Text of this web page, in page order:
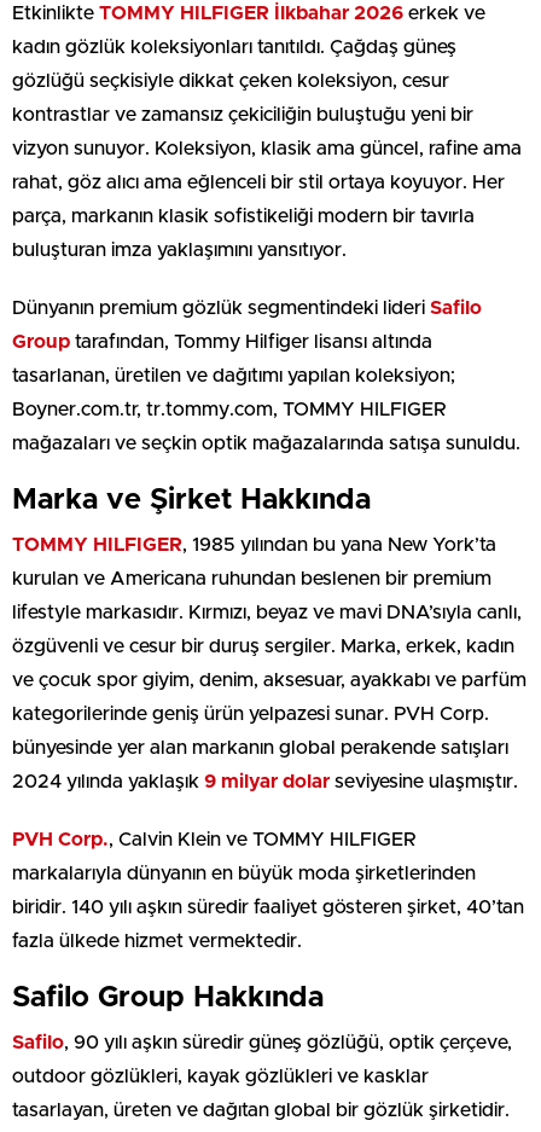
Etkinlikte TOMMY HILFIGER İlkbahar 2026 erkek ve
kadın gözlük koleksiyonları tanıtıldı. Çağdaş güneş
gözlüğü seçkisiyle dikkat çeken koleksiyon, cesur
kontrastlar ve zamansız çekiciliğin buluştuğu yeni bir
vizyon sunuyor. Koleksiyon, klasik ama güncel, rafine ama
rahat, göz alıcı ama eğlenceli bir stil ortaya koyuyor. Her
parça, markanın klasik sofistikeliği modern bir tavırla
buluşturan imza yaklaşımını yansıtıyor.
Dünyanın premium gözlük segmentindeki lideri Safilo
Group tarafından, Tommy Hilfiger lisansı altında
tasarlanan, üretilen ve dağıtımı yapılan koleksiyon;
Boyner.com.tr, tr.tommy.com, TOMMY HILFIGER
mağazaları ve seçkin optik mağazalarında satışa sunuldu.
Marka ve Şirket Hakkında
TOMMY HILFIGER, 1985 yılından bu yana New York’ta
kurulan ve Americana ruhundan beslenen bir premium
lifestyle markasıdır. Kırmızı, beyaz ve mavi DNA’sıyla canlı,
özgüvenli ve cesur bir duruş sergiler. Marka, erkek, kadın
ve çocuk spor giyim, denim, aksesuar, ayakkabı ve parfüm
kategorilerinde geniş ürün yelpazesi sunar. PVH Corp.
bünyesinde yer alan markanın global perakende satışları
2024 yılında yaklaşık 9 milyar dolar seviyesine ulaşmıştır.
PVH Corp., Calvin Klein ve TOMMY HILFIGER
markalarıyla dünyanın en büyük moda şirketlerinden
biridir. 140 yılı aşkın süredir faaliyet gösteren şirket, 40’tan
fazla ülkede hizmet vermektedir.
Safilo Group Hakkında
Safilo, 90 yılı aşkın süredir güneş gözlüğü, optik çerçeve,
outdoor gözlükleri, kayak gözlükleri ve kasklar
tasarlayan, üreten ve dağıtan global bir gözlük şirketidir.